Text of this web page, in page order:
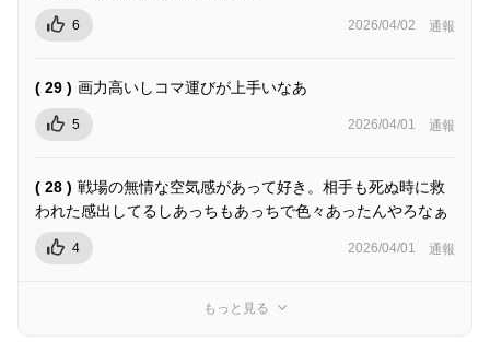
6 2026/04/02 通報
( 29 ) 画力高いしコマ運びが上手いなあ
5 2026/04/01 通報
( 28 ) 戦場の無情な空気感があって好き。相手も死ぬ時に救
われた感出してるしあっちもあっちで色々あったんやろなぁ
4 2026/04/01 通報
もっと見る